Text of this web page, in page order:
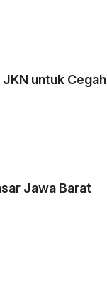
untuk Cegah
Jawa Barat